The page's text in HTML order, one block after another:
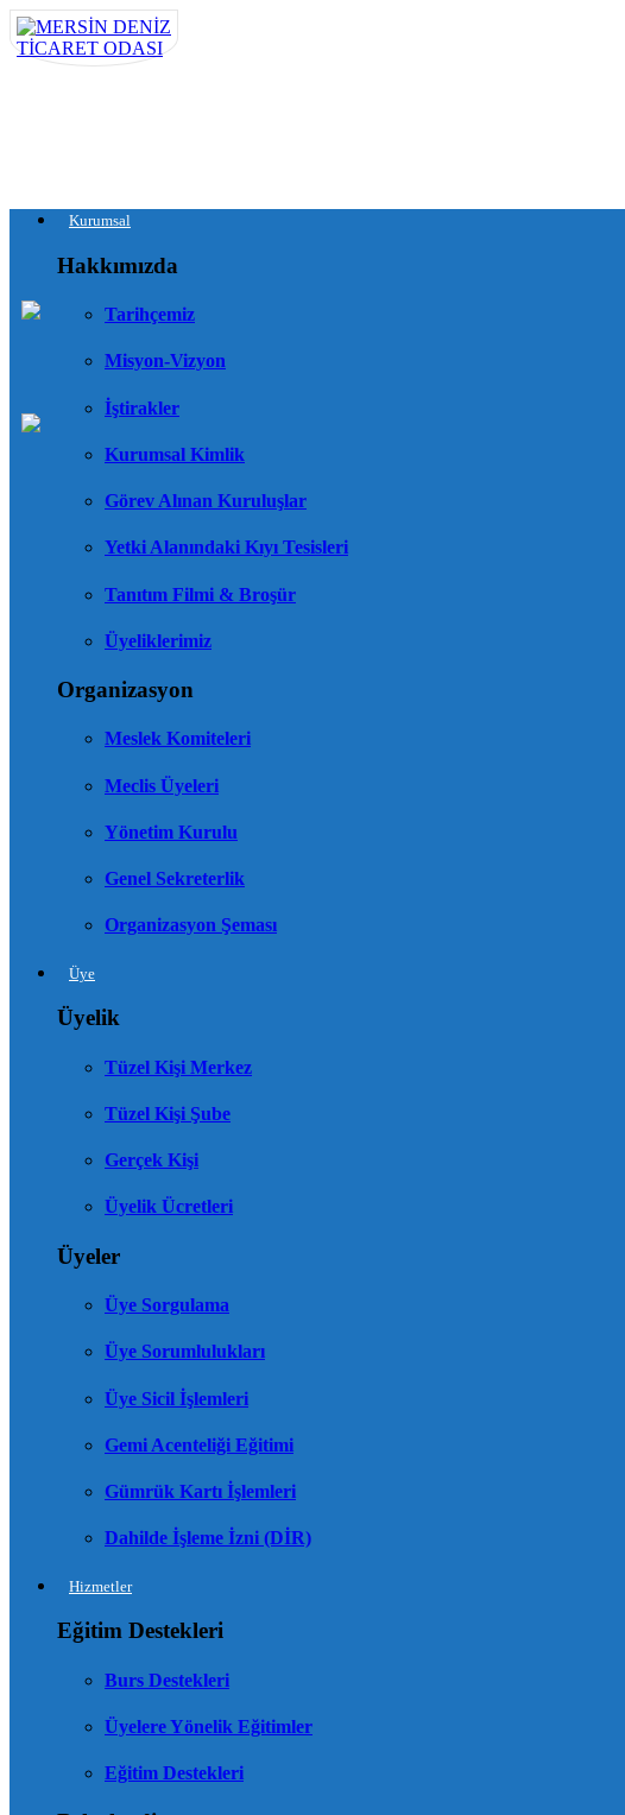
Kurumsal
Hakkımızda
Tarihçemiz
Misyon-Vizyon
İştirakler
Kurumsal Kimlik
Görev Alınan Kuruluşlar
Yetki Alanındaki Kıyı Tesisleri
Tanıtım Filmi & Broşür
Üyeliklerimiz
Organizasyon
Meslek Komiteleri
Meclis Üyeleri
Yönetim Kurulu
Genel Sekreterlik
Organizasyon Şeması
Üye
Üyelik
Tüzel Kişi Merkez
Tüzel Kişi Şube
Gerçek Kişi
Üyelik Ücretleri
Üyeler
Üye Sorgulama
Üye Sorumlulukları
Üye Sicil İşlemleri
Gemi Acenteliği Eğitimi
Gümrük Kartı İşlemleri
Dahilde İşleme İzni (DİR)
Hizmetler
Eğitim Destekleri
Burs Destekleri
Üyelere Yönelik Eğitimler
Eğitim Destekleri